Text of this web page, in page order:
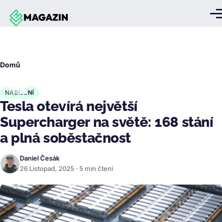
Přejít k hlavnímu obsahu
Domů
NABÍJENÍ
Tesla otevírá největší
Supercharger na světě: 168 stání
a plná soběstačnost
Daniel Česák
26 Listopad, 2025 · 5 min čtení